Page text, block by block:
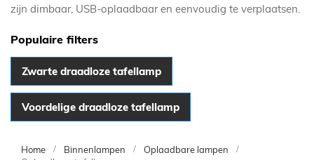
zijn dimbaar, USB-oplaadbaar en eenvoudig te verplaatsen.
Populaire filters
Zwarte draadloze tafellamp
Voordelige draadloze tafellamp
Home Binnenlampen
Oplaadbare lampen